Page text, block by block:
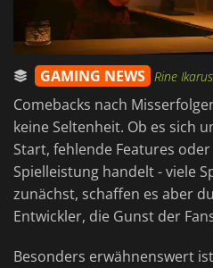
GAMING NEWS Rine Ikarus
Comebacks nach
keine Seltenheit. Ob es sich
Start, fehlende Features
Spielleistung handelt - viele
zunächst, schaffen es aber
Entwickler, die Gunst der
Besonders erwähnenswert